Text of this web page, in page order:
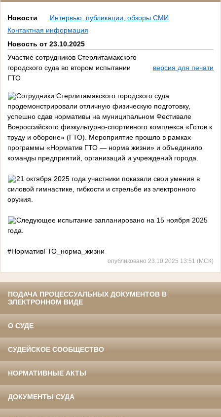
Новости
Интервью, публикации, обзоры СМИ
Контактная информация
Новость от 23.10.2025
Участие сотрудников Стерлитамакского
городского суда во втором испытании
ГТО
версия для печати
Сотрудники Стерлитамакского городского суда
продемонстрировали отличную физическую подготовку,
успешно сдав нормативы на муниципальном Фестивале
Всероссийского физкультурно-спортивного комплекса «Готов к
труду и обороне» (ГТО). Мероприятие прошло в рамках
программы «Норматив ГТО — норма жизни» и объединило
команды предприятий, организаций и учреждений города.
21 октября 2025 года участники показали свои умения в
силовой гимнастике, гибкости и стрельбе из электронного
оружия.
Следующее испытание запланировано на 15 ноября 2025
года.
#НормативГТО_норма_жизни
опубликовано 23.10.2025 13:51 (МСК)
ПОДАЧА ПРОЦЕССУАЛЬНЫХ ДОКУМЕНТОВ В
ЭЛЕКТРОННОМ ВИДЕ
О СУДЕ
СУДЕЙСКОЕ СООБЩЕСТВО
НОРМАТИВНЫЕ АКТЫ
ДОКУМЕНТЫ СУДА